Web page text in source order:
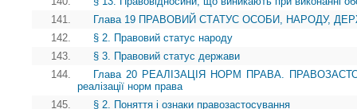
141.
Глава 19 ПРАВОВИЙ СТАТУС ОСОБИ, НАРОДУ,
142.
§ 2. Правовий статус народу
143.
§ 3. Правовий статус держави
144.
Глава 20 РЕАЛІЗАЦІЯ НОРМ ПРАВА.
реалізації норм права
145.
§ 2. Поняття і ознаки правозастосування